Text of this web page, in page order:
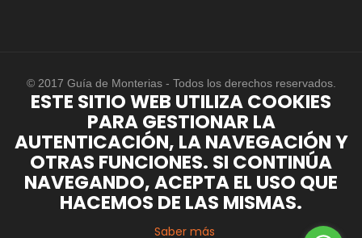
© 2017 Guía de Monterias - Todos los derechos reservados.
ESTE SITIO WEB UTILIZA COOKIES
PARA GESTIONAR LA
AUTENTICACIÓN, LA NAVEGACIÓN Y
OTRAS FUNCIONES. SI CONTINÚA
NAVEGANDO, ACEPTA EL USO QUE
HACEMOS DE LAS MISMAS.
Saber más